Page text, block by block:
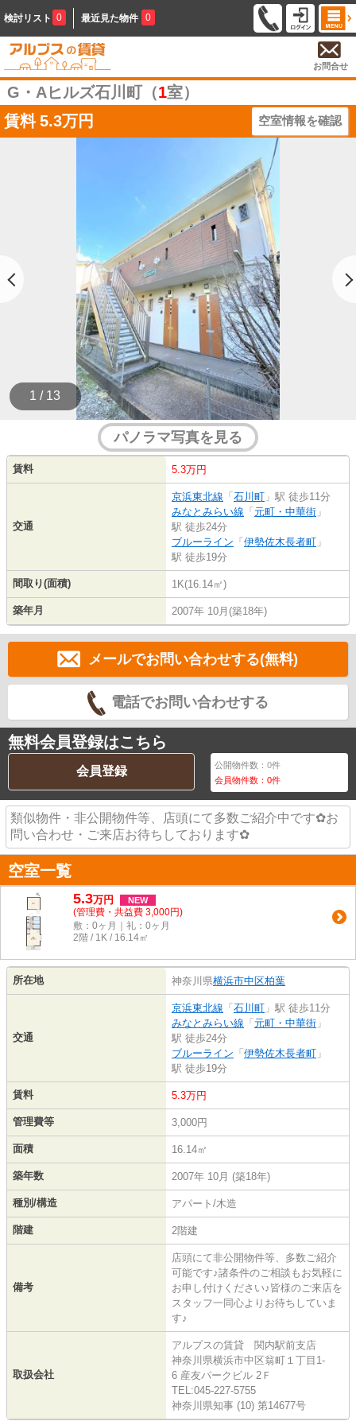
検討リスト 0 最近見た物件 0
お問合せ
G・Aヒルズ石川町（1室）
賃料 5.3万円 空室情報を確認
1 / 13
パノラマ写真を見る
賃料 5.3万円
交通
京浜東北線 「 石川町 」駅 徒歩11分
みなとみらい線 「 元町・中華街 」
駅 徒歩24分
ブルーライン 「 伊勢佐木長者町 」
駅 徒歩19分
間取り(面積) 1K(16.14㎡)
築年月 2007年 10月(築18年)
メールでお問い合わせする(無料)
電話でお問い合わせする
無料会員登録はこちら
会員登録 公開物件数：0件
会員物件数：0件
類似物件・非公開物件等、店頭にて多数ご紹介中です✿お
問い合わせ・ご来店お待ちしております✿
空室一覧
5.3万円 NEW
(管理費・共益費 3,000円)
敷：0ヶ月｜礼：0ヶ月
2階 / 1K / 16.14㎡
所在地 神奈川県横浜市中区柏葉
交通
京浜東北線 「 石川町 」駅 徒歩11分
みなとみらい線 「 元町・中華街 」
駅 徒歩24分
ブルーライン 「 伊勢佐木長者町 」
駅 徒歩19分
賃料 5.3万円
管理費等 3,000円
面積 16.14㎡
築年数 2007年 10月 (築18年)
種別/構造 アパート/木造
階建 2階建
備考
店頭にて非公開物件等、多数ご紹介
可能です♪諸条件のご相談もお気軽に
お申し付けください♪皆様のご来店を
スタッフ一同心よりお待ちしていま
す♪
取扱会社
アルプスの賃貸 関内駅前支店
神奈川県横浜市中区翁町１丁目1-
6 産友パークビル 2Ｆ
TEL:045-227-5755
神奈川県知事 (10) 第14677号